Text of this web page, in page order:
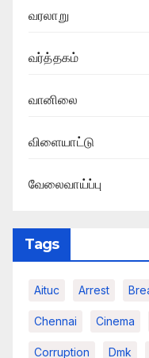
வரலாறு
வர்த்தகம்
வானிலை
விளையாட்டு
வேலைவாய்ப்பு
Tags
Aituc Arrest
Chennai Cinema
Corruption Dmk